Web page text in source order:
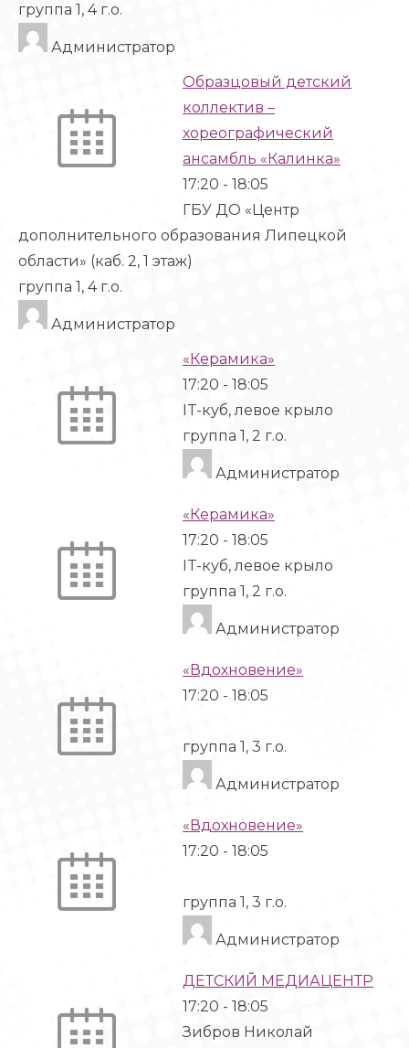
группа 1, 4 г.о.
Администратор
Образцовый детский
коллектив –
хореографический
ансамбль «Калинка»
17:20 - 18:05
ГБУ ДО «Центр
дополнительного образования Липецкой
области» (каб. 2, 1 этаж)
группа 1, 4 г.о.
Администратор
«Керамика»
17:20 - 18:05
IT-куб, левое крыло
группа 1, 2 г.о.
Администратор
«Керамика»
17:20 - 18:05
IT-куб, левое крыло
группа 1, 2 г.о.
Администратор
«Вдохновение»
17:20 - 18:05
группа 1, 3 г.о.
Администратор
«Вдохновение»
17:20 - 18:05
группа 1, 3 г.о.
Администратор
ДЕТСКИЙ МЕДИАЦЕНТР
17:20 - 18:05
Зибров Николай